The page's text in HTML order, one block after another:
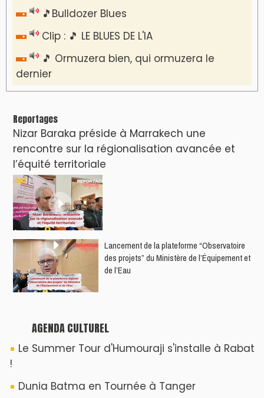
AGENDA CULTUREL
Le Summer Tour d'Humouraji s'installe à Rabat
Dunia Batma en Tournée à Tanger
Nacim Haddad en Concert à Tétouan – Ayta
World Tour 2026
Nacim Haddad débarque à Tanger : Le
Souffle du Nord s'éveille !
Nacim Haddad Ayta World Tour à Rabat (
4ème date )